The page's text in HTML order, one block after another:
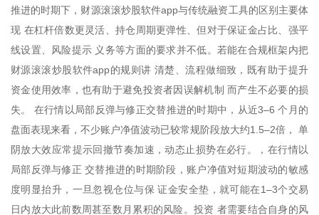
推进的时期下，财源滚滚炒股软件app与传统融资工具的区别主要体
现 在杠杆倍数更灵活、持仓周期更弹性、但对于保证金占比、强平
线设置、风险提示 义务等方面的要求并不低。若能在合规框架内把
财源滚滚炒股软件app的规则讲 清楚、流程做细致，既有助于提升
资金使用效率，也有助于避免投资者因误解机制 而产生不必要的损
失。 在行情以局部反弹与修正交替推进的时期中，从近3–6 个月的
盘面表现来看，不少账户净值波动已较常规阶段放大约1.5–2倍， 单
阴放大效应常提示回撤节奏加速，动态止损势在必行。，在行情以
局部反弹与修正 交替推进的时期阶段，账户净值对短期波动的敏感
度明显抬升，一旦忽视仓位与保 证金安全垫，就可能在1–3个交易
日内放大此前数周甚至数月累积的风险。投资 者需要结合自身的风